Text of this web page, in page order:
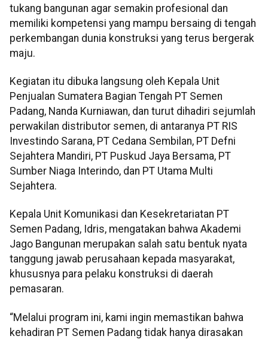
tukang bangunan agar semakin profesional dan
memiliki kompetensi yang mampu bersaing di tengah
perkembangan dunia konstruksi yang terus bergerak
maju.
Kegiatan itu dibuka langsung oleh Kepala Unit
Penjualan Sumatera Bagian Tengah PT Semen
Padang, Nanda Kurniawan, dan turut dihadiri sejumlah
perwakilan distributor semen, di antaranya PT RIS
Investindo Sarana, PT Cedana Sembilan, PT Defni
Sejahtera Mandiri, PT Puskud Jaya Bersama, PT
Sumber Niaga Interindo, dan PT Utama Multi
Sejahtera.
Kepala Unit Komunikasi dan Kesekretariatan PT
Semen Padang, Idris, mengatakan bahwa Akademi
Jago Bangunan merupakan salah satu bentuk nyata
tanggung jawab perusahaan kepada masyarakat,
khususnya para pelaku konstruksi di daerah
pemasaran.
“Melalui program ini, kami ingin memastikan bahwa
kehadiran PT Semen Padang tidak hanya dirasakan